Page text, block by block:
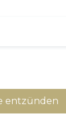
entzünden